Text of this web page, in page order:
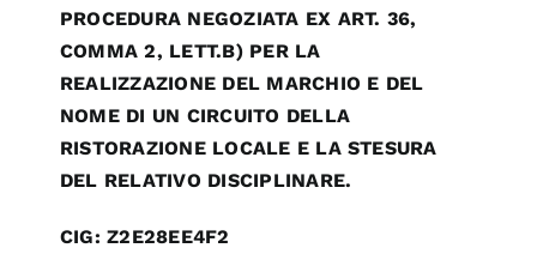
PROCEDURA NEGOZIATA EX ART. 36,
COMMA 2, LETT.B) PER LA
REALIZZAZIONE DEL MARCHIO E DEL
NOME DI UN CIRCUITO DELLA
RISTORAZIONE LOCALE E LA STESURA
DEL RELATIVO DISCIPLINARE.
CIG: Z2E28EE4F2